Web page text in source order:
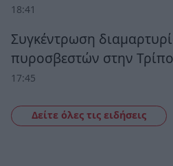
18:41
Συγκέντρωση
πυροσβεστών στην
17:45
Δείτε όλες τις ειδήσεις